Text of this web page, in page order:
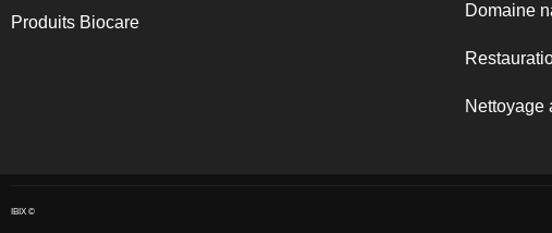
Produits Biocare
Domaine
Nettoyage
IBIX ©